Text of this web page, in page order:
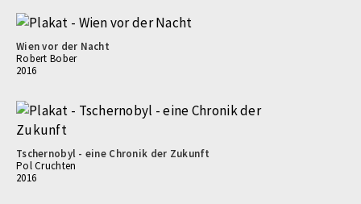
Wien vor der Nacht
Robert Bober
2016
Tschernobyl - eine Chronik der Zukunft
Pol Cruchten
2016